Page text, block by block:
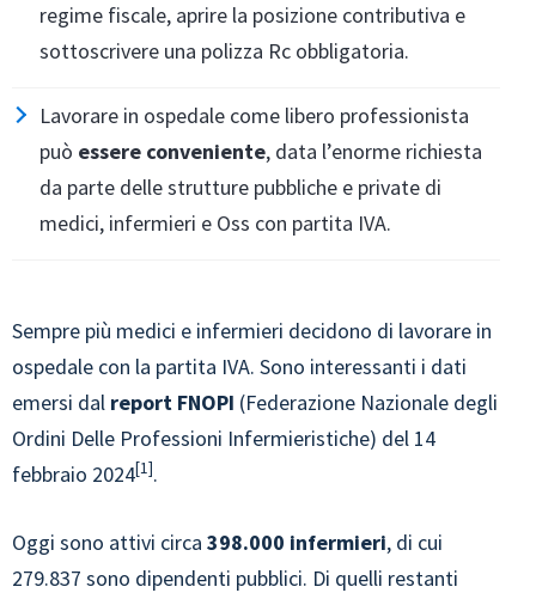
regime fiscale, aprire la posizione contributiva e
sottoscrivere una polizza Rc obbligatoria.
Lavorare in ospedale come libero professionista
può essere conveniente, data l’enorme richiesta
da parte delle strutture pubbliche e private di
medici, infermieri e Oss con partita IVA.
Sempre più medici e infermieri decidono di lavorare in
ospedale con la partita IVA. Sono interessanti i dati
emersi dal report FNOPI (Federazione Nazionale degli
Ordini Delle Professioni Infermieristiche) del 14
febbraio 2024 1 .
Oggi sono attivi circa 398.000 infermieri, di cui
279.837 sono dipendenti pubblici. Di quelli restanti